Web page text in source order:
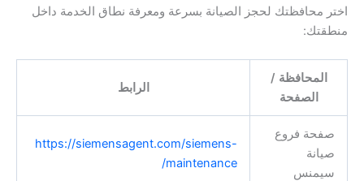
اختر محافظتك لحجز الصيانة بسرعة ومعرفة نطاق الخدمة داخل
منطقتك:
المحافظة /
الصفحة
الرابط
صفحة فروع
صيانة
سيمنس
https://siemensagent.com/siemens-
maintenance/